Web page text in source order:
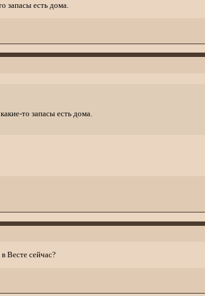
запасы есть дома.
то запасы есть дома.
Весте сейчас?